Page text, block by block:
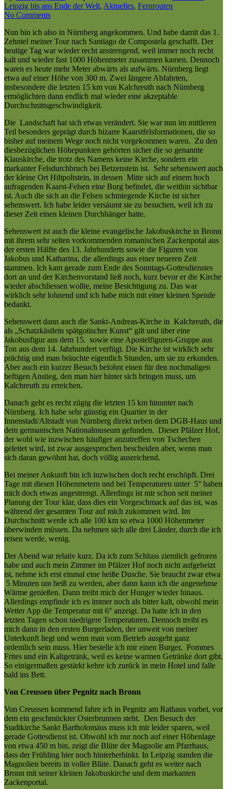
Leipzig bis ans Ende der Welt, Aktuelles, Fernrouten
No Comments
Nun bin ich also in Nürnberg angekommen. Und habe damit das 1.
Zehntel meiner Tour nach Santiago de Compostela geschafft. Der
heutige Tag war wieder recht anstrengend, weil immer noch recht
kalt und wieder fast 1000 Höhenmeter zusammen kamen. Dennoch
waren es heute mehr Meter abwärts als aufwärts. Nürnberg liegt
etwa auf einer Höhe von 300 m. Zwei längere Abfahrten,
insbesondere die letzten 15 km von Kalchreuth nach Nürnberg
ermöglichten dann endlich mal wieder eine akzeptable
Durchschnittsgeschwindigkeit.
Die Landschaft hat sich etwas verändert. Sie war nun im mittleren
Teil besonders geprägt durch bizarre Kaarstfelsformationen, die so
bisher auf meinem Wege noch nicht vorgekommen waren. Zu den
diesbezüglichen Höhepunkten gehörten sicher die so genannte
Klauskirche, die trotz des Namens keine Kirche, sondern ein
markanter Felsdurchbruch bei Betzenstein ist. Sehr sehenswert auch
der kleine Ort Hiltpoltstein, in dessen Mitte sich auf einem hoch
aufragenden Kaarst-Felsen eine Burg befindet, die weithin sichtbar
ist. Auch die sich an die Felsen schmiegende Kirche ist sicher
sehenswert. Ich habe leider versäumt sie zu besuchen, weil ich zu
dieser Zeit einen kleinen Durchhänger hatte.
Sehenswert ist auch die kleine evangelische Jakobuskirche in Bronn
mit ihrem sehr selten vorkommenden romanischen Zackenpotal aus
der ersten Hälfte des 13. Jahrhunderts sowie die Figuren von
Jakobus und Katharina, die allerdings aus einer neueren Zeit
stammen. Ich kam gerade zum Ende des Sonntags-Gottesdienstes
dort an und der Kirchenvorstand ließ noch, kurz bevor er die Kirche
wieder abschliessen wollte, meine Besichtigung zu. Das war
wirklich sehr lohnend und ich habe mich mit einer kleinen Spende
bedankt.
Sehenswert dann auch die Sankt-Andreas-Kirche in Kalchreuth, die
als „Schatzkästlein spätgotischer Kunst“ gilt und über eine
Jakobusfigur aus dem 15. sowie eine Apostelfiguren-Gruppe aus
Ton aus dem 14. Jahrhundert verfügt. Die Kirche ist wirklich sehr
prächtig und man bräuchte eigentlich Stunden, um sie zu erkunden.
Aber auch ein kurzer Besuch belohnt einen für den nochmaligen
heftigen Anstieg, den man hier hinter sich bringen muss, um
Kalchreuth zu erreichen.
Danach geht es recht zügig die letzten 15 km hinunter nach
Nürnberg. Ich habe sehr günstig ein Quartier in der
Innenstadt/Altstadt von Nürnberg direkt neben dem DGB-Haus und
dem germanischen Nationalmuseum gefunden. Dieser Pfälzer Hof,
der wohl wie inzwischen häufiger anzutreffen von Tschechen
geleitet wird, ist zwar ausgesprochen bescheiden aber, wenn man
sich daran gewöhnt hat, doch völlig ausreichend.
Bei meiner Ankunft bin ich inzwischen doch recht erschöpft. Drei
Tage mit diesen Höhenmetern und bei Temperaturen unter 5° haben
mich doch etwas angestrengt. Allerdings ist mir schon seit meiner
Planung der Tour klar, dass dies ein Vorgeschmack auf das ist, was
während der gesamten Tour auf mich zukommen wird. Im
Durchschnitt werde ich alle 100 km so etwa 1000 Höhenmeter
überwinden müssen. Da nehmen sich alle drei Länder, durch die ich
reisen werde, wenig.
Der Abend war relativ kurz. Da ich zum Schluss ziemlich gefroren
habe und auch mein Zimmer im Pfälzer Hof noch nicht aufgeheizt
ist, nehme ich erst einmal eine heiße Dusche. Sie braucht zwar etwa
5 Minuten um heiß zu werden, aber dann kann ich die angenehme
Wärme genießen. Dann treibt mich der Hunger wieder hinaus.
Allerdings empfinde ich es immer noch als bitter kalt, obwohl mein
Wetter App die Temperatur mit 6° anzeigt. Da hatte ich in den
letzten Tagen schon niedrigere Temperaturen. Dennoch treibt es
mich dann in den ersten Burgerladen, der unweit von meiner
Unterkunft liegt und wenn man vom Betrieb ausgeht ganz
ordentlich sein muss. Hier bestelle ich mir einen Burger, Pommes
Frites und ein Kaltgetränk, weil es keine warmen Getränke dort gibt.
So einigermaßen gestärkt kehre ich zurück in mein Hotel und falle
bald ins Bett.
Von Creussen über Pegnitz nach Bronn
Von Creussen kommend fahre ich in Pegnitz am Rathaus vorbei, vor
dem ein geschmückter Osterbrunnen steht. Den Besuch der
Stadtkirche Sankt Bartholomäus muss ich mir leider sparen, weil
gerade Gottesdienst ist. Obwohl ich nur noch auf einer Höhenlage
von etwa 450 m bin, zeigt die Blüte der Magnolie am Pfarrhaus,
dass der Frühling hier noch hinterherhinkt. In Leipzig standen die
Magnolien bereits in voller Blüte. Danach geht es weiter nach
Bronn mit seiner kleinen Jakobuskirche und dem markanten
Zackenportal.